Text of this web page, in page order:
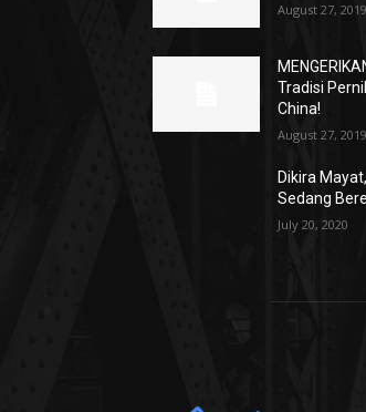
August 27, 2019
Tradisi
China!
August 27, 2019
Dikira
Sedang
July 20, 2020